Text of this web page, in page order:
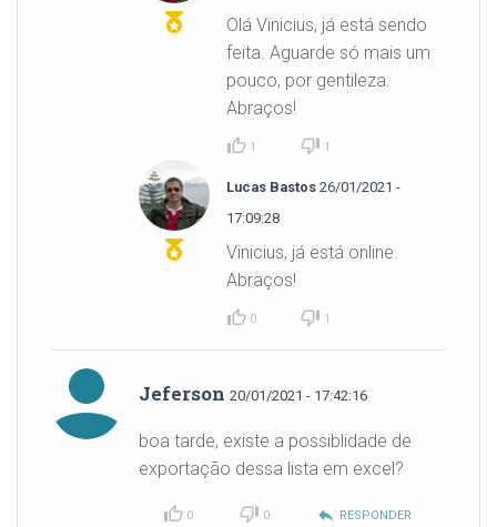
Olá Vinicius, já está sendo
feita. Aguarde só mais um
pouco, por gentileza.
Abraços!
1 1
Lucas Bastos 26/01/2021 -
17:09:28
Vinicius, já está online.
Abraços!
0 1
Jeferson 20/01/2021 - 17:42:16
boa tarde, existe a possiblidade de
exportação dessa lista em excel?
reply RESPONDER
0
0